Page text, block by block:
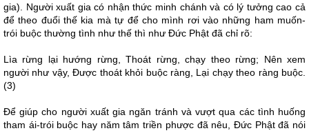
gia). Người xuất gia có nhận thức minh chánh và có lý tưởng cao cả
để theo đuổi thế kia mà tự để cho mình rơi vào những ham muốn-
trói buộc thường tình như thế thì như Đức Phật đã chỉ rõ:
Lìa rừng lại hướng rừng, Thoát rừng, chạy theo rừng; Nên xem
người như vậy, Được thoát khỏi buộc ràng, Lại chạy theo ràng buộc.
(3)
Để giúp cho người xuất gia ngăn tránh và vượt qua các tình huống
tham ái-trói buộc hay năm tâm triền phược đã nêu, Đức Phật đã nói